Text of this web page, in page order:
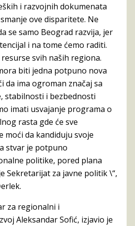
i razvojnih dokumenata
ove disparitete. Ne
se samo Beograd razvija, jer
i na tome ćemo raditi.
svih naših regiona.
biti jedna potpuno nova
da ima ogroman značaj sa
stabilnosti i bezbednosti
imati usvajanje programa o
rasta gde će sve
moći da kandiduju svoje
stvar je potpuno
politike, pored plana
Sekretarijat za javne politik \“,
za regionalni i
Aleksandar Sofić, izjavio je